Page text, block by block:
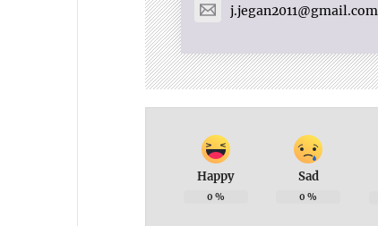
j.jegan2011@gmail.com
Happy
0 %
Sad
0 %